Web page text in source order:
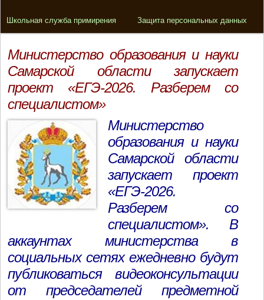
Школьная служба примирения Защита персональных данных
Mинистерство образования и науки
Самарской области запускает
проект «ЕГЭ-2026. Разберем со
специалистом»
Mинистерство
образования и науки
Самарской области
запускает проект
«ЕГЭ-2026.
Разберем со
специалистом». В
аккаунтах министерства в
социальных сетях ежедневно будут
публиковаться видеоконсультации
от председателей предметной